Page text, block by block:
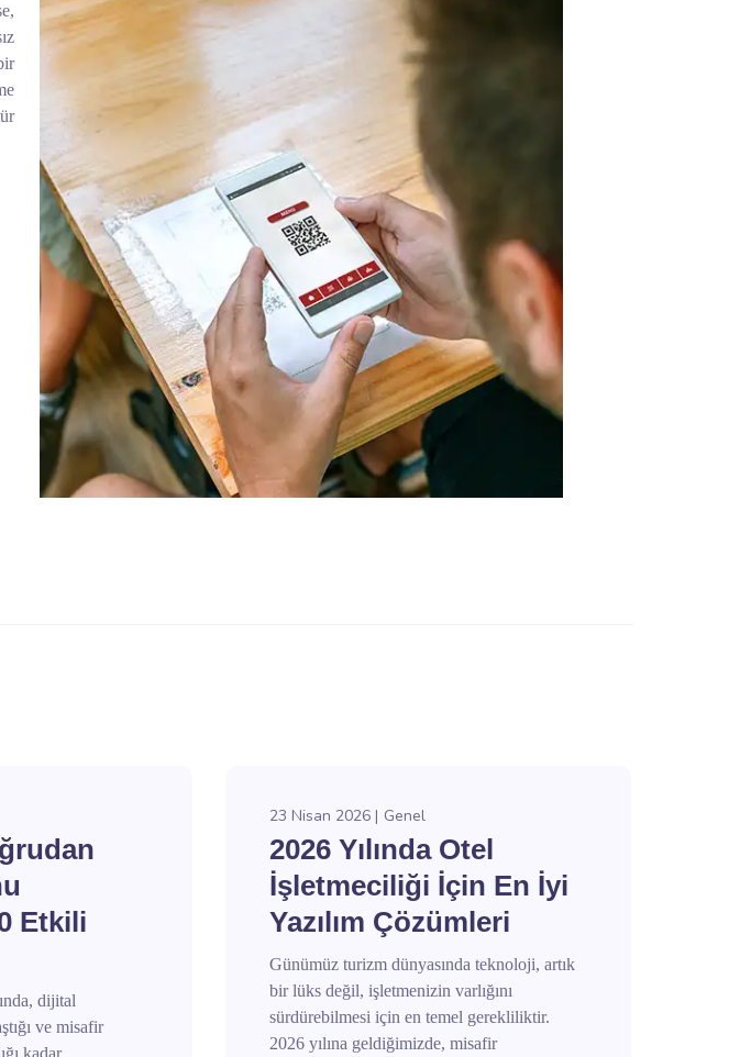
Etkili
dijital
ve misafir
23 Nisan 2026 Genel
2026 Yılında Otel
İşletmeciliği İçin En İyi
Yazılım Çözümleri
Günümüz turizm dünyasında teknoloji, artık
bir lüks değil, işletmenizin varlığını
sürdürebilmesi için en temel gerekliliktir.
2026 yılına geldiğimizde, misafir